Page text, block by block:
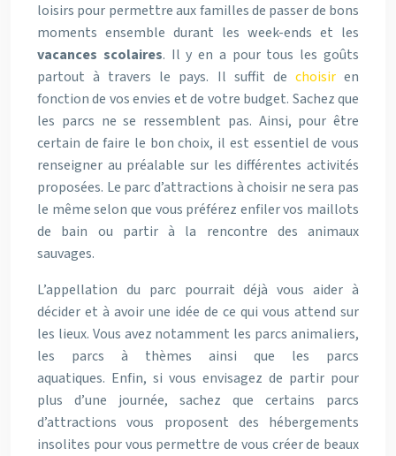
loisirs pour permettre aux familles de passer de bons
moments ensemble durant les week-ends et les
vacances scolaires. Il y en a pour tous les goûts
partout à travers le pays. Il suffit de choisiren
fonction de vos envies et de votre budget. Sachez que
les parcs ne se ressemblent pas. Ainsi, pour être
certain de faire le bon choix, il est essentiel de vous
renseigner au préalable sur les différentes activités
proposées. Le parc d’attractions à choisir ne sera pas
le même selon que vous préférez enfiler vos maillots
de bain ou partir à la rencontre des animaux
sauvages.
L’appellation du parc pourrait déjà vous aider à
décider et à avoir une idée de ce qui vous attend sur
les lieux. Vous avez notamment les parcs animaliers,
les parcs à thèmes ainsi que les parcs
aquatiques. Enfin, si vous envisagez de partir pour
plus d’une journée, sachez que certains parcs
d’attractions vous proposent des hébergements
insolites pour vous permettre de vous créer de beaux